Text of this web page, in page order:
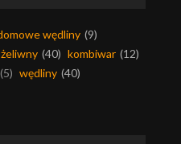
wędliny (9)
(40) kombiwar (12)
(5) wędliny (40)